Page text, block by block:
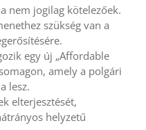
nem jogilag kötelezőek.
szükség van a
egy új „Affordable
amely a polgári
lesz.
elterjesztését,
helyzetű